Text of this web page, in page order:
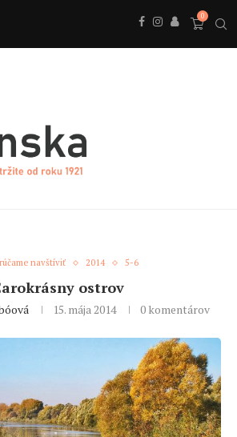
0
navštíviť 2014 5-6
ostrov
15. mája 2014 0 komentárov